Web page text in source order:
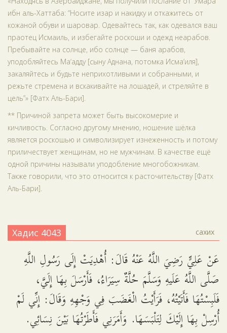
ибн аль-Хаттаба: “Носите изар и накидку и откажитесь от
кожаной обуви и шаровар. Одевайтесь так, как одевался ваш
праотец Исмаиль, и избегайте роскоши и одежд неарабов.
Пребывайте на солнце, ибо солнце — баня арабов,
уподобляйтесь Ма‘адду [сыну Аднана, потомка Исма‘иля],
закаляйтесь и будьте неприхотливыми и собранными, и
режьте стремена и вскакивайте на лошадей, и стреляйте в
цель”» [Фатх Аль-Бари].
** Причиной запрета может быть высокомерие и
кичливость. Согласно другому мнению, ношение шёлка
является роскошью и символизирует изнеженность и потому
приличествует женщинам, но не мужчинам. В качестве ещё
одной причины называли уподобление многобожникам.
Также говорили, что это относится к расточительству [Фатх
Аль-Бари].
Хадис 4043 сахих
عَنْ عَلِيٍّ رَضِيَ اللَّهُ عَنْهُ قَالَ: أُهْدِيَتْ إِلَى رَسُولِ اللَّهِ
صَلَّى اللَّهُ عَلَيهِ وَسَلَّمَ حُلَّةٌ سِيَرَاءُ، فَأَرْسَلَ بِهَا إِلَيَّ،
فَلَبِسْتُهَا فَأَتَيْتُهُ، فَرَأَيْتُ الْغَضَبَ فِي وَجْهِهِ وَقَالَ: إِنِّي لَمْ
أُرْسِلْ بِهَا إِلَيْكَ لِتَلْبَسَهَا. وَأَمَرَنِي فَأَطَرْتُهَا بَيْنَ نِسَائِي.